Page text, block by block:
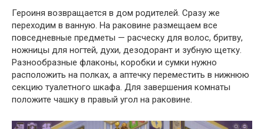
Героиня возвращается в дом родителей. Сразу же
переходим в ванную. На раковине размещаем все
повседневные предметы — расческу для волос, бритву,
ножницы для ногтей, духи, дезодорант и зубную щетку.
Разнообразные флаконы, коробки и сумки нужно
расположить на полках, а аптечку переместить в нижнюю
секцию туалетного шкафа. Для завершения комнаты
положите чашку в правый угол на раковине.